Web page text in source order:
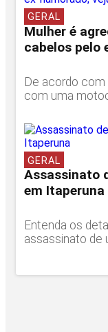
GERAL
Mulher é
cabelos pelo
De acordo
com uma
GERAL
Assassinato
em Itaperuna
Entenda os
assassinato de